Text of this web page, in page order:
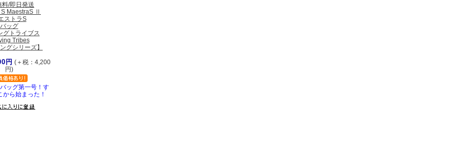
料/即日発送
MaestraS Ⅱ
ストラS
バッグ
グトライブス
Tribes
グシリーズ】
円 (＋税：4,200
円)
ッグ第一号！す
から始まった！